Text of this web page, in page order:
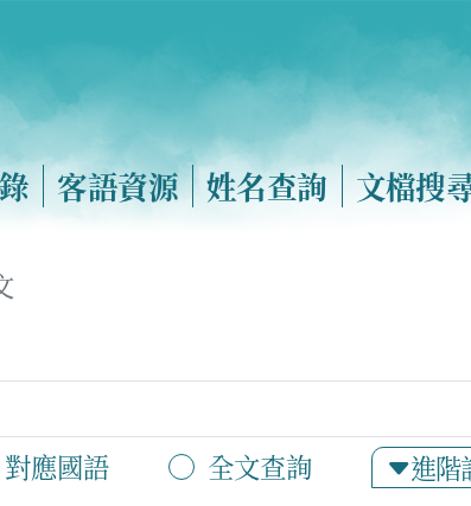
客語資源 姓名查詢 文檔搜
對應國語 全文查詢 進階